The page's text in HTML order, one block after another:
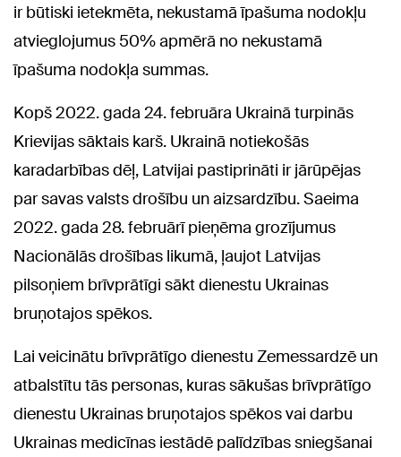
ir būtiski ietekmēta, nekustamā īpašuma nodokļu
atvieglojumus 50% apmērā no nekustamā
īpašuma nodokļa summas.
Kopš 2022. gada 24. februāra Ukrainā turpinās
Krievijas sāktais karš. Ukrainā notiekošās
karadarbības dēļ, Latvijai pastiprināti ir jārūpējas
par savas valsts drošību un aizsardzību. Saeima
2022. gada 28. februārī pieņēma grozījumus
Nacionālās drošības likumā, ļaujot Latvijas
pilsoņiem brīvprātīgi sākt dienestu Ukrainas
bruņotajos spēkos.
Lai veicinātu brīvprātīgo dienestu Zemessardzē un
atbalstītu tās personas, kuras sākušas brīvprātīgo
dienestu Ukrainas bruņotajos spēkos vai darbu
Ukrainas medicīnas iestādē palīdzības sniegšanai